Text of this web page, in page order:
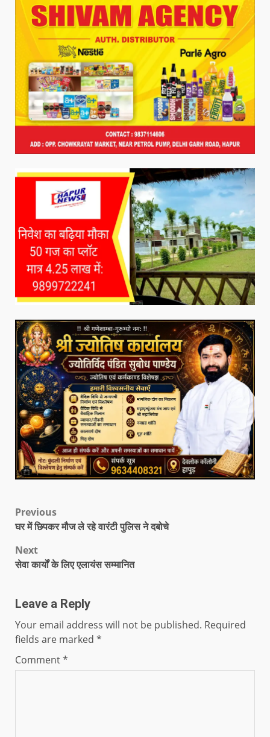
Previous
घर में छिपकर मौज ले रहे वारंटी पुलिस ने दबोचे
Next
सेवा कार्यों के लिए एलायंस सम्मानित
Leave a Reply
Your email address will not be published. Required
fields are marked *
Comment*